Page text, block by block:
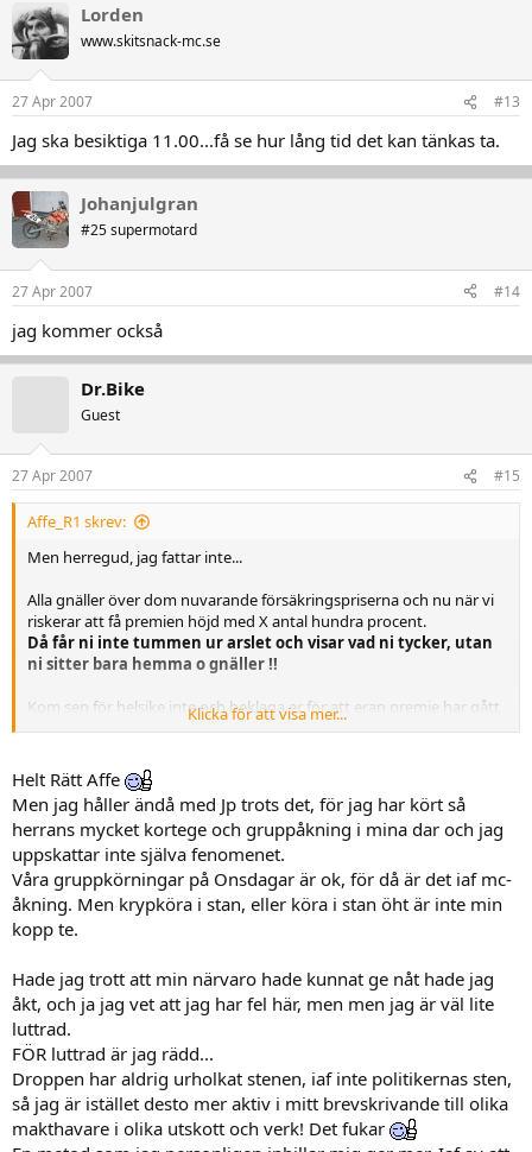
Lorden
www.skitsnack-mc.se
27 Apr 2007 #13
Jag ska besiktiga 11.00...få se hur lång tid det kan tänkas ta.
Johanjulgran
#25 supermotard
27 Apr 2007 #14
jag kommer också
Dr.Bike
Guest
27 Apr 2007 #15
Affe_R1 skrev:
Men herregud, jag fattar inte...
Alla gnäller över dom nuvarande försäkringspriserna och nu när vi
riskerar att få premien höjd med X antal hundra procent.
Då får ni inte tummen ur arslet och visar vad ni tycker, utan
ni sitter bara hemma o gnäller !!
Kom sen för helsike inte och beklaga er för att eran premie har gått
upp !!
//I. Rriterad
Klicka för att visa mer...
Helt Rätt Affe
Men jag håller ändå med Jp trots det, för jag har kört så
herrans mycket kortege och gruppåkning i mina dar och jag
uppskattar inte själva fenomenet.
Våra gruppkörningar på Onsdagar är ok, för då är det iaf mc-
åkning. Men krypköra i stan, eller köra i stan öht är inte min
kopp te.
Hade jag trott att min närvaro hade kunnat ge nåt hade jag
åkt, och ja jag vet att jag har fel här, men men jag är väl lite
luttrad.
FÖR luttrad är jag rädd...
Droppen har aldrig urholkat stenen, iaf inte politikernas sten,
så jag är istället desto mer aktiv i mitt brevskrivande till olika
makthavare i olika utskott och verk! Det fukar